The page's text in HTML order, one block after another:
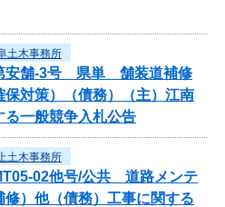
土木事務所
安舗-3号 県単 舗装道補修
保対策）（債務）（主）江南
る一般競争入札公告
土木事務所
02他号/公共 道路メンテ
）他（債務）工事に関する